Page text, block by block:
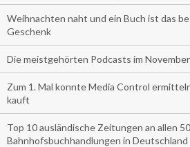
Weihnachten naht und ein Buch ist das
Geschenk
Die meistgehörten Podcasts im November
Zum 1. Mal konnte Media Control
kauft
Top 10 ausländische Zeitungen an allen
Bahnhofsbuchhandlungen in Deutschland